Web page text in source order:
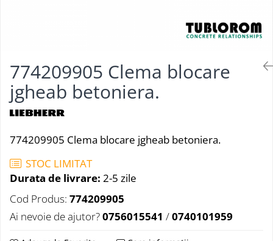
774209905 Clema blocare
jgheab betoniera.
774209905 Clema blocare jgheab betoniera.
STOC LIMITAT
Durata de livrare: 2-5 zile
Cod Produs: 774209905
Ai nevoie de ajutor?0756015541 /0740101959